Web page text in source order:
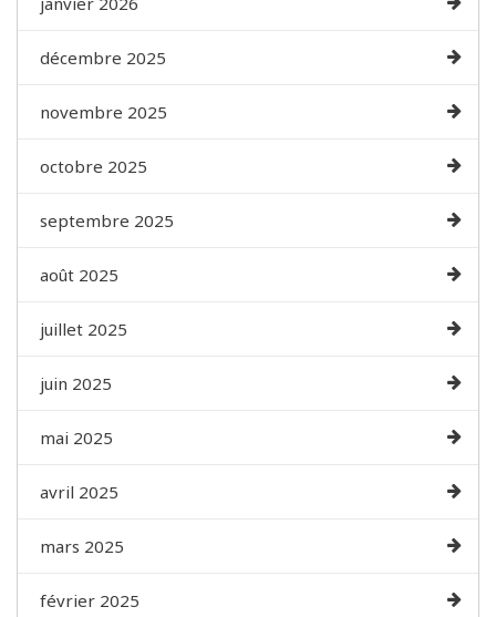
décembre 2025
novembre 2025
octobre 2025
septembre 2025
août 2025
juillet 2025
juin 2025
mai 2025
avril 2025
mars 2025
février 2025